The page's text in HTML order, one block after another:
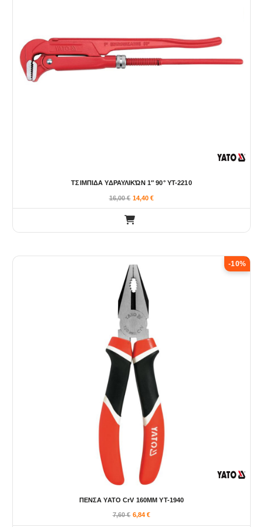
ΤΣΙΜΠΙΔΑ ΥΔΡΑΥΛΙΚΏΝ 1″ 90° YT-2210
16,00€ 14,40€
-10%
ΠΕΝΣΑ YATO CrV 160MM YT-1940
7,60€ 6,84€